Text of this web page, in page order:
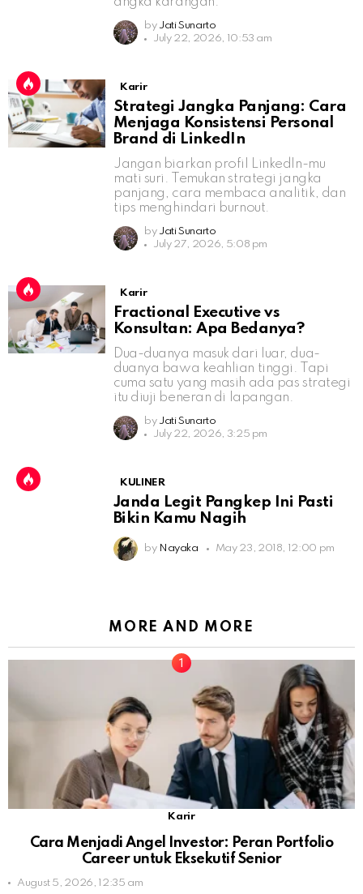
by Jati Sunarto
July 22, 2026, 10:53 am
Karir
Strategi Jangka Panjang: Cara
Menjaga Konsistensi Personal
Brand di LinkedIn
Jangan biarkan profil LinkedIn-mu
mati suri. Temukan strategi jangka
panjang, cara membaca analitik, dan
tips menghindari burnout.
by Jati Sunarto
July 27, 2026, 5:08 pm
Karir
Fractional Executive vs
Konsultan: Apa Bedanya?
Dua-duanya masuk dari luar, dua-
duanya bawa keahlian tinggi. Tapi
cuma satu yang masih ada pas strategi
itu diuji beneran di lapangan.
by Jati Sunarto
July 22, 2026, 3:25 pm
KULINER
Janda Legit Pangkep Ini Pasti
Bikin Kamu Nagih
by Nayaka May 23, 2018, 12:00 pm
MORE AND MORE
Karir
Cara Menjadi Angel Investor: Peran Portfolio
Career untuk Eksekutif Senior
August 5, 2026, 12:35 am